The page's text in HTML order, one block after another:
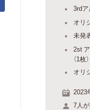
3rdア
オリ
未発
2st
（1枚）
オリ
2023
7人